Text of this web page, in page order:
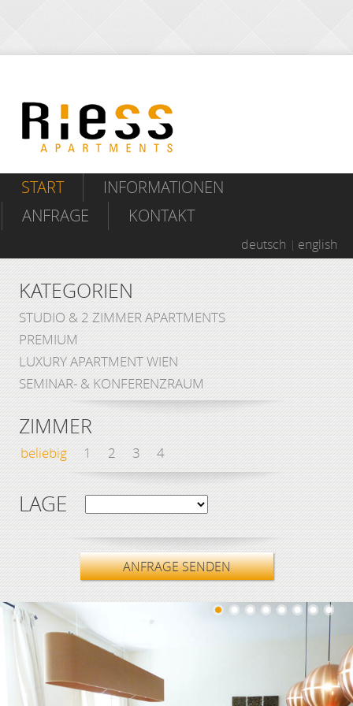
START
INFORMATIONEN
ANFRAGE
KONTAKT
deutsch english
KATEGORIEN
STUDIO & 2 ZIMMER APARTMENTS
PREMIUM
LUXURY APARTMENT WIEN
SEMINAR- & KONFERENZRAUM
ZIMMER
beliebig 1 2 3 4
LAGE
ANFRAGE SENDEN